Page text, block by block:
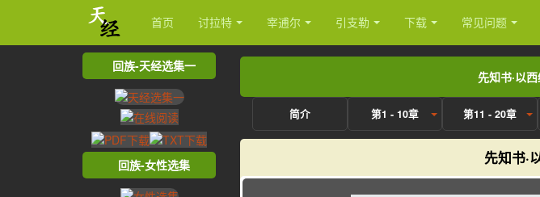
首页 讨拉特 宰逋尔 引支勒 下载 常见问题
先知书·以
简介 第1 - 10章 第11 - 20章
先知书·
回族-天经选集一
回族-女性选集